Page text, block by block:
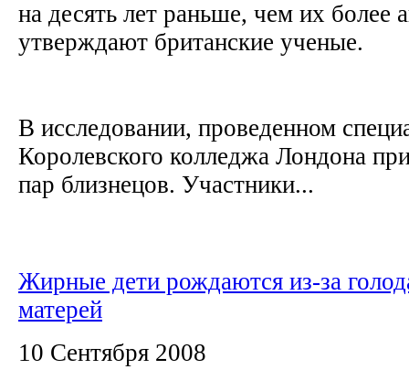
на десять лет раньше, чем их более
утверждают британские ученые.
В исследовании, проведенном
Королевского колледжа Лондона
пар близнецов. Участники...
Жирные дети рождаются из-за
матерей
10 Сентября 2008